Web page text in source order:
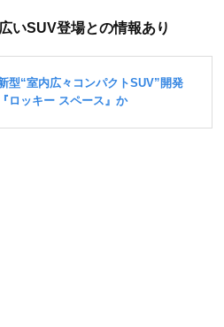
いSUV登場との情報あり